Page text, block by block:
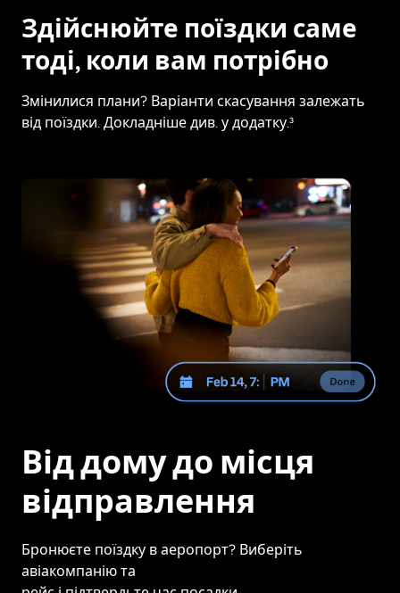
Здійснюйте поїздки саме
тоді, коли вам потрібно
Змінилися плани? Варіанти скасування залежать
від поїздки. Докладніше див. у додатку.³
Від дому до місця
відправлення
Бронюєте поїздку в аеропорт? Виберіть
авіакомпанію та